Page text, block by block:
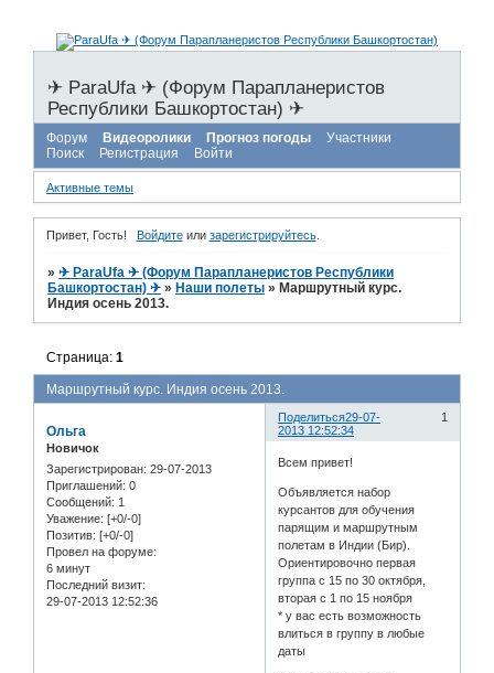
✈ ParaUfa ✈ (Форум Парапланеристов
Республики Башкортостан) ✈
Форум Видеоролики Прогноз погоды
Участники
Поиск
Регистрация Войти
Активные темы
Привет, Гость! Войдитеили зарегистрируйтесь.
»✈ ParaUfa ✈ (Форум Парапланеристов Республики
Башкортостан) ✈ » Наши полеты » Маршрутный курс.
Индия осень 2013.
Маршрутный курс. Индия осень 2013.
Страница:1
Поделиться 1
29-07-
2013 12:52:34
Ольга
Новичок
Зарегистрирован: 29-07-2013
Приглашений: 0
Сообщений: 1
Уважение: [+0/-0]
Позитив: [+0/-0]
Провел на форуме:
6 минут
Последний визит:
29-07-2013 12:52:36
Всем привет!
Объявляется набор
курсантов для обучения
парящим и маршрутным
полетам в Индии (Бир).
Ориентировочно первая
группа с 15 по 30 октября,
вторая с 1 по 15 ноября
* у вас есть возможность
влиться в группу в любые
даты